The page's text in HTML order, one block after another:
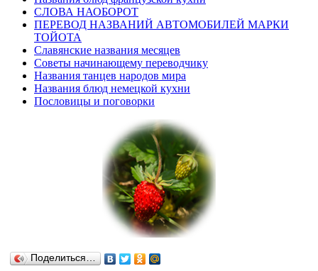
СЛОВА НАОБОРОТ
ПЕРЕВОД НАЗВАНИЙ АВТОМОБИЛЕЙ МАРКИ
ТОЙОТА
Славянские названия месяцев
Советы начинающему переводчику
Названия танцев народов мира
Названия блюд немецкой кухни
Пословицы и поговорки
Поделиться…